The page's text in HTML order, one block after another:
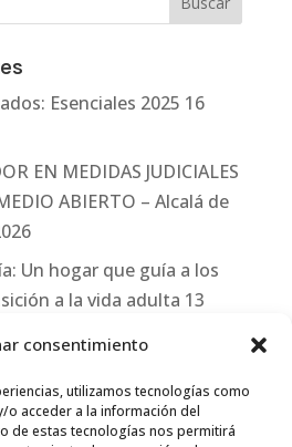
consentimiento
utilizamos tecnologías como
o acceder a la información del
de estas tecnologías nos permitirá
Esenciales 2025 16
EN MEDIDAS JUDICIALES
ABIERTO – Alcalá de
Un hogar que guía a los
a la vida adulta 13
de empleo en el
Acogida de Protección